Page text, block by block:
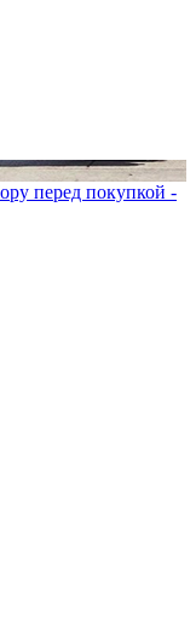
перед покупкой -